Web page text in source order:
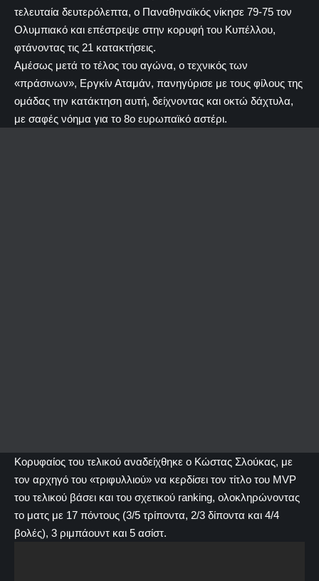
τελευταία δευτερόλεπτα, ο Παναθηναϊκός νίκησε 79-75 τον
Ολυμπιακό και επέστρεψε στην κορυφή του Κυπέλλου,
φτάνοντας τις 21 κατακτήσεις.
Αμέσως μετά το τέλος του αγώνα, ο τεχνικός των
«πράσινων», Εργκίν Αταμάν, πανηγύρισε με τους φίλους της
ομάδας την κατάκτηση αυτή, δείχνοντας και οκτώ δάχτυλα,
με σαφές νόημα για το 8ο ευρωπαϊκό αστέρι.
Κορυφαίος του τελικού αναδείχθηκε ο Κώστας Σλούκας, με
τον αρχηγό του «τριφυλλιού» να κερδίσει τον τίτλο του MVP
του τελικού βάσει και του σχετικού ranking, ολοκληρώνοντας
το ματς με 17 πόντους (3/5 τρίποντα, 2/3 δίποντα και 4/4
βολές), 3 ριμπάουντ και 5 ασίστ.